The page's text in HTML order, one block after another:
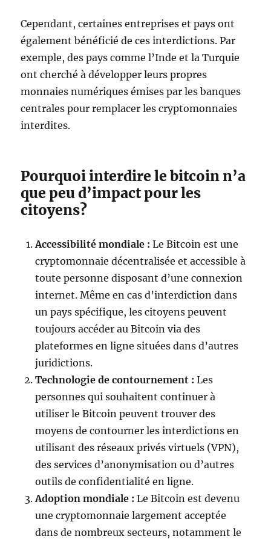
Cependant, certaines entreprises et pays ont
également bénéficié de ces interdictions. Par
exemple, des pays comme l’Inde et la Turquie
ont cherché à développer leurs propres
monnaies numériques émises par les banques
centrales pour remplacer les cryptomonnaies
interdites.
Pourquoi interdire le bitcoin n’a
que peu d’impact pour les
citoyens?
Accessibilité mondiale : Le Bitcoin est une
cryptomonnaie décentralisée et accessible à
toute personne disposant d’une connexion
internet. Même en cas d’interdiction dans
un pays spécifique, les citoyens peuvent
toujours accéder au Bitcoin via des
plateformes en ligne situées dans d’autres
juridictions.
Technologie de contournement : Les
personnes qui souhaitent continuer à
utiliser le Bitcoin peuvent trouver des
moyens de contourner les interdictions en
utilisant des réseaux privés virtuels (VPN),
des services d’anonymisation ou d’autres
outils de confidentialité en ligne.
Adoption mondiale : Le Bitcoin est devenu
une cryptomonnaie largement acceptée
dans de nombreux secteurs, notamment le